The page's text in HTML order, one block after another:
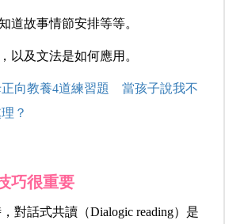
道故事情節安排等等。
以及文法是如何應用。
向教養4道練習題 當孩子說我不
？
巧很重要
對話式共讀（Dialogic reading）是